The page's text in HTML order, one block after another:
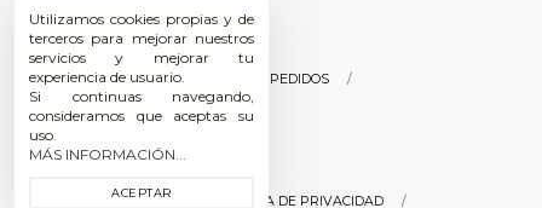
SOBRE NOSOTROS
INICIAR SESIÓN HISTORIAL DE PEDIDOS
SEGUIMIENTO DE PEDIDOS
POLÍTICA DE COOKIES POLÍTICA DE PRIVACIDAD
Utilizamos cookies propias y de
terceros para mejorar nuestros
servicios y mejorar tu
experiencia de usuario.
Si continuas navegando,
consideramos que aceptas su
uso.
MÁS INFORMACIÓN...
ACEPTAR